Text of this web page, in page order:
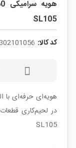
SL105
کد کالا:
هویه‌ای حرفه‌ای با
SL105